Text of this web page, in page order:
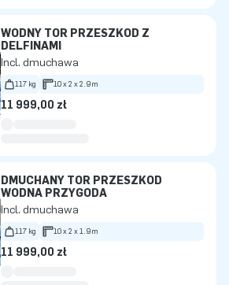
WODNY TOR PRZESZKÓD Z
DELFINAMI
Incl. dmuchawa
117 kg 10 x 2 x 2.9m
11 999,00 zł
DMUCHANY TOR PRZESZKÓD
WODNA PRZYGODA
Incl. dmuchawa
117 kg 10 x 2 x 1.9m
11 999,00 zł